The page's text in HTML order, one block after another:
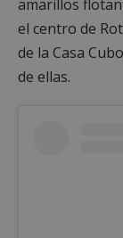
amarillos
el centro de
de la Casa
de ellas.